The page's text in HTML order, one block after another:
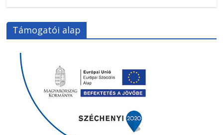
Támogatói alap